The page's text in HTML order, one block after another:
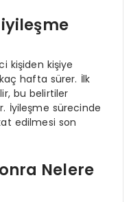
kişiden kişiye
hafta sürer. İlk
bu belirtiler
İyileşme sürecinde
edilmesi son
Nelere